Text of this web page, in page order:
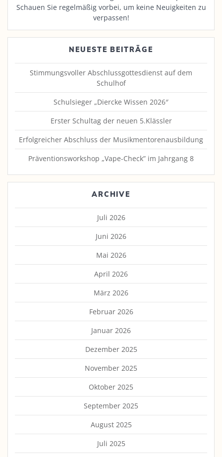
Schauen Sie regelmäßig vorbei, um keine Neuigkeiten zu
verpassen!
NEUESTE BEITRÄGE
Stimmungsvoller Abschlussgottesdienst auf dem
Schulhof
Schulsieger „Diercke Wissen 2026″
Erster Schultag der neuen 5.Klässler
Erfolgreicher Abschluss der Musikmentorenausbildung
Präventionsworkshop „Vape-Check” im Jahrgang 8
ARCHIVE
Juli 2026
Juni 2026
Mai 2026
April 2026
März 2026
Februar 2026
Januar 2026
Dezember 2025
November 2025
Oktober 2025
September 2025
August 2025
Juli 2025